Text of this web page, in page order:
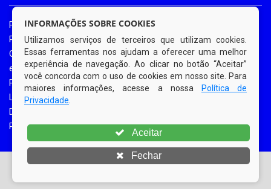
Portal da Transparência
Portal da Transparência COVID-19
Ouvidoria Eletrônica
e-SIC
Processos de Licitação
Licitações em Andamento
Diário Oficial
Portal do Contribuinte
© Copyright 2026 Prefeitura Municipal de Bom Jardim |
INFORMAÇÕES SOBRE COOKIES
Utilizamos serviços de terceiros que utilizam cookies.
Essas ferramentas nos ajudam a oferecer uma melhor
experiência de navegação. Ao clicar no botão “Aceitar”
você concorda com o uso de cookies em nosso site. Para
maiores informações, acesse a nossa
Política de
Privacidade
Aceitar
Fechar